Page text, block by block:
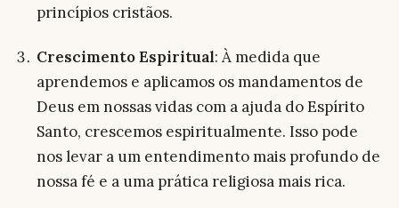
princípios cristãos.
Crescimento Espiritual: À medida que
aprendemos e aplicamos os mandamentos de
Deus em nossas vidas com a ajuda do Espírito
Santo, crescemos espiritualmente. Isso pode
nos levar a um entendimento mais profundo de
nossa fé e a uma prática religiosa mais rica.